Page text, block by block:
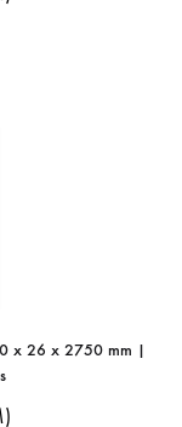
x 26 x 2750 mm |